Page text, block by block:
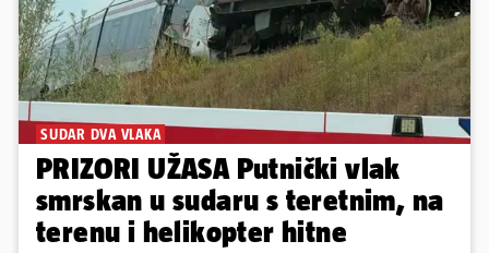
SUDAR DVA VLAKA
PRIZORI UŽASA Putnički vlak
smrskan u sudaru s teretnim, na
terenu i helikopter hitne